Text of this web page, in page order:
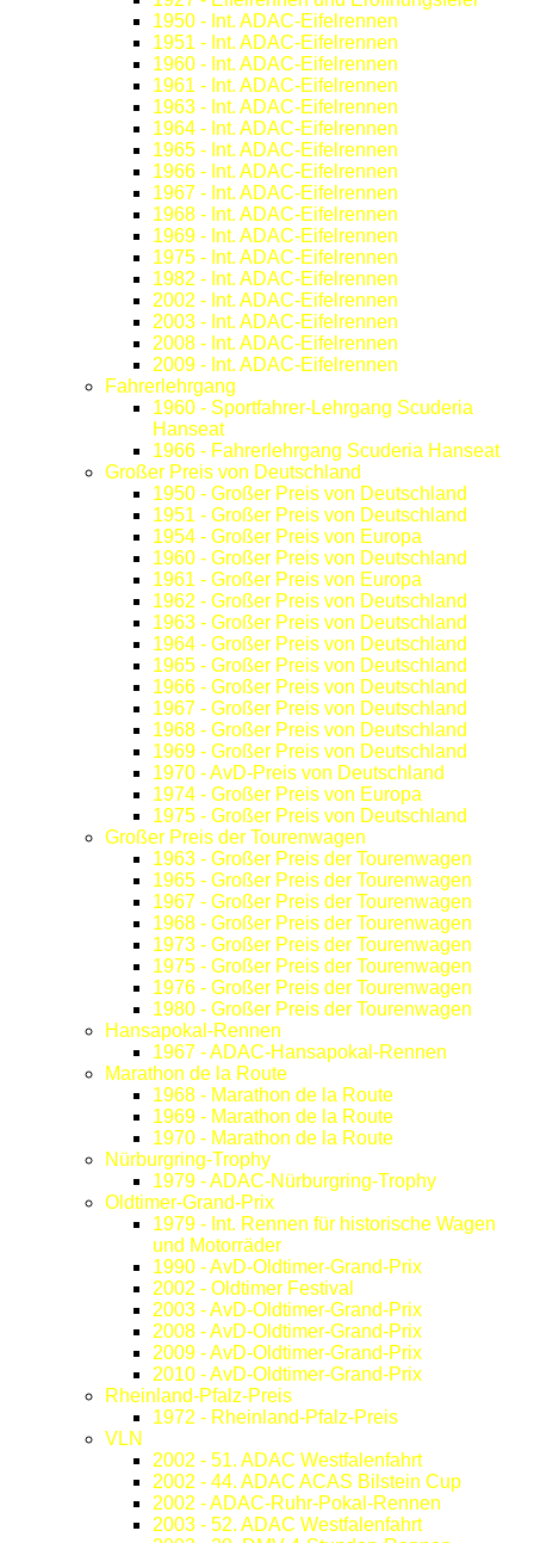
1950 - Int. ADAC-Eifelrennen
1951 - Int. ADAC-Eifelrennen
1960 - Int. ADAC-Eifelrennen
1961 - Int. ADAC-Eifelrennen
1963 - Int. ADAC-Eifelrennen
1964 - Int. ADAC-Eifelrennen
1965 - Int. ADAC-Eifelrennen
1966 - Int. ADAC-Eifelrennen
1967 - Int. ADAC-Eifelrennen
1968 - Int. ADAC-Eifelrennen
1969 - Int. ADAC-Eifelrennen
1975 - Int. ADAC-Eifelrennen
1982 - Int. ADAC-Eifelrennen
2002 - Int. ADAC-Eifelrennen
2003 - Int. ADAC-Eifelrennen
2008 - Int. ADAC-Eifelrennen
2009 - Int. ADAC-Eifelrennen
Fahrerlehrgang
1960 - Sportfahrer-Lehrgang Scuderia
Hanseat
1966 - Fahrerlehrgang Scuderia Hanseat
Großer Preis von Deutschland
1950 - Großer Preis von Deutschland
1951 - Großer Preis von Deutschland
1954 - Großer Preis von Europa
1960 - Großer Preis von Deutschland
1961 - Großer Preis von Europa
1962 - Großer Preis von Deutschland
1963 - Großer Preis von Deutschland
1964 - Großer Preis von Deutschland
1965 - Großer Preis von Deutschland
1966 - Großer Preis von Deutschland
1967 - Großer Preis von Deutschland
1968 - Großer Preis von Deutschland
1969 - Großer Preis von Deutschland
1970 - AvD-Preis von Deutschland
1974 - Großer Preis von Europa
1975 - Großer Preis von Deutschland
Großer Preis der Tourenwagen
1963 - Großer Preis der Tourenwagen
1965 - Großer Preis der Tourenwagen
1967 - Großer Preis der Tourenwagen
1968 - Großer Preis der Tourenwagen
1973 - Großer Preis der Tourenwagen
1975 - Großer Preis der Tourenwagen
1976 - Großer Preis der Tourenwagen
1980 - Großer Preis der Tourenwagen
Hansapokal-Rennen
1967 - ADAC-Hansapokal-Rennen
Marathon de la Route
1968 - Marathon de la Route
1969 - Marathon de la Route
1970 - Marathon de la Route
Nürburgring-Trophy
1979 - ADAC-Nürburgring-Trophy
Oldtimer-Grand-Prix
1979 - Int. Rennen für historische Wagen
und Motorräder
1990 - AvD-Oldtimer-Grand-Prix
2002 - Oldtimer Festival
2003 - AvD-Oldtimer-Grand-Prix
2008 - AvD-Oldtimer-Grand-Prix
2009 - AvD-Oldtimer-Grand-Prix
2010 - AvD-Oldtimer-Grand-Prix
Rheinland-Pfalz-Preis
1972 - Rheinland-Pfalz-Preis
VLN
2002 - 51. ADAC Westfalenfahrt
2002 - 44. ADAC ACAS Bilstein Cup
2002 - ADAC-Ruhr-Pokal-Rennen
2003 - 52. ADAC Westfalenfahrt